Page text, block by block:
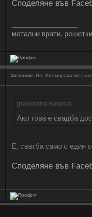
Споделяне във
метални врати, решетки
Заглавие:Re: Филмираха ме /
granorana написа:
Ако това е свадба
Е, сватба само с един
Споделяне във